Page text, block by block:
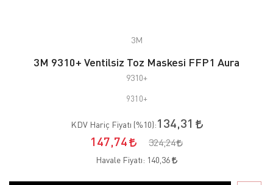
3M
3M 9310+ Ventilsiz Toz Maskesi FFP1 Aura
9310+
9310+
KDV Hariç Fiyatı (%10):134,31
147,74
324,24
Havale Fiyatı: 140,36